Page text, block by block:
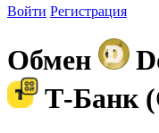
Войти Регистрация
Обмен
Т-Банк